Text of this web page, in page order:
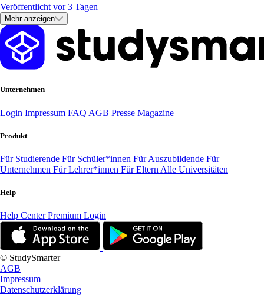
Veröffentlicht vor 3 Tagen
Mehr anzeigen
Unternehmen
Login Impressum FAQ AGB Presse Magazine
Produkt
Für Studierende Für Schüler*innen Für Auszubildende Für
Unternehmen Für Lehrer*innen Für Eltern Alle Universitäten
Help
Help CenterPremium Login
© StudySmarter
AGB
Impressum
Datenschutzerklärung